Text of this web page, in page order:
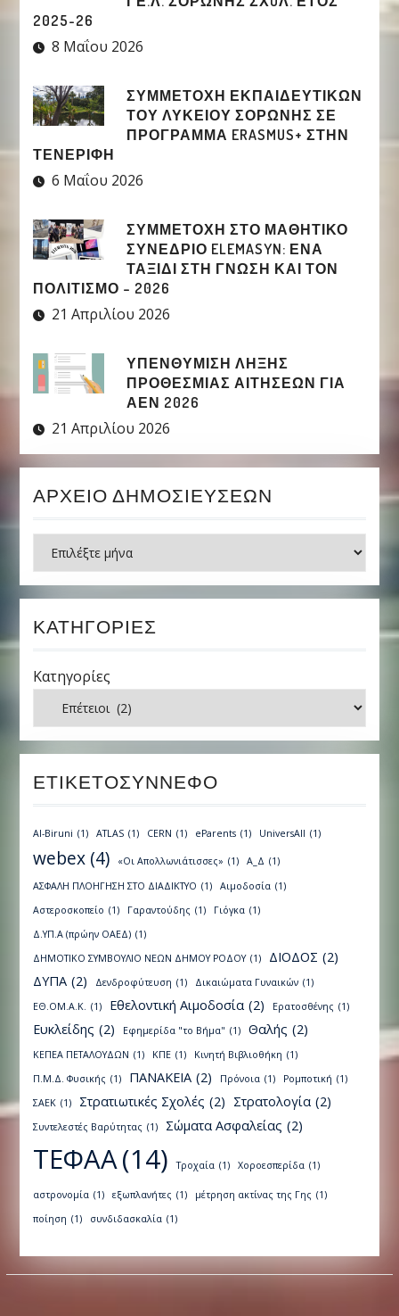
2025-26
8 Μαΐου 2026
ΣΥΜΜΕΤΟΧΉ ΕΚΠΑΙΔΕΥΤΙΚΏΝ
ΤΟΥ ΛΥΚΕΊΟΥ ΣΟΡΩΝΉΣ ΣΕ
ΠΡΌΓΡΑΜΜΑ ERASMUS+ ΣΤΗΝ
ΤΕΝΕΡΊΦΗ
6 Μαΐου 2026
ΣΥΜΜΕΤΟΧΉ ΣΤΟ ΜΑΘΗΤΙΚΌ
ΣΥΝΈΔΡΙΟ ELEMASYN: ΈΝΑ
ΤΑΞΊΔΙ ΣΤΗ ΓΝΏΣΗ ΚΑΙ ΤΟΝ
ΠΟΛΙΤΙΣΜΌ – 2026
21 Απριλίου 2026
ΥΠΕΝΘΥΜΙΣΗ ΛΗΞΗΣ
ΠΡΟΘΕΣΜΙΑΣ ΑΙΤΗΣΕΩΝ ΓΙΑ
ΑΕΝ 2026
21 Απριλίου 2026
ΑΡΧΕΊΟ ΔΗΜΟΣΙΕΎΣΕΩΝ
Ιστορικό
ΚΑΤΗΓΟΡΊΕΣ
Κατηγορίες
ΕΤΙΚΕΤΟΣΎΝΝΕΦΟ
Al-Biruni (1) ATLAS (1) CERN (1) eParents (1) UniversAll (1)
webex (4) «Οι Απολλωνιάτισσες» (1) Α_Δ (1)
ΑΣΦΑΛΗ ΠΛΟΗΓΗΣΗ ΣΤΟ ΔΙΑΔΙΚΤΥΟ (1) Αιμοδοσία (1)
Αστεροσκοπείο (1) Γαραντούδης (1) Γιόγκα (1)
Δ.ΥΠ.Α (πρώην ΟΑΕΔ) (1)
ΔΗΜΟΤΙΚΟ ΣΥΜΒΟΥΛΙΟ ΝΕΩΝ ΔΗΜΟΥ ΡΟΔΟΥ (1) ΔΙΟΔΟΣ (2)
ΔΥΠΑ (2) Δενδροφύτευση (1) Δικαιώματα Γυναικών (1)
ΕΘ.ΟΜ.Α.Κ. (1) Εθελοντική Αιμοδοσία (2) Ερατοσθένης (1)
Ευκλείδης (2) Εφημερίδα "το Βήμα" (1) Θαλής (2)
ΚΕΠΕΑ ΠΕΤΑΛΟΥΔΩΝ (1) ΚΠΕ (1) Κινητή Βιβλιοθήκη (1)
Π.Μ.Δ. Φυσικής (1) ΠΑΝΑΚΕΙΑ (2) Πρόνοια (1) Ρομποτική (1)
ΣΑΕΚ (1) Στρατιωτικές Σχολές (2) Στρατολογία (2)
Συντελεστές Βαρύτητας (1) Σώματα Ασφαλείας (2)
ΤΕΦΑΑ(14) Τροχαία (1) Χοροεσπερίδα (1)
αστρονομία (1) εξωπλανήτες (1) μέτρηση ακτίνας της Γης (1)
ποίηση (1) συνδιδασκαλία (1)